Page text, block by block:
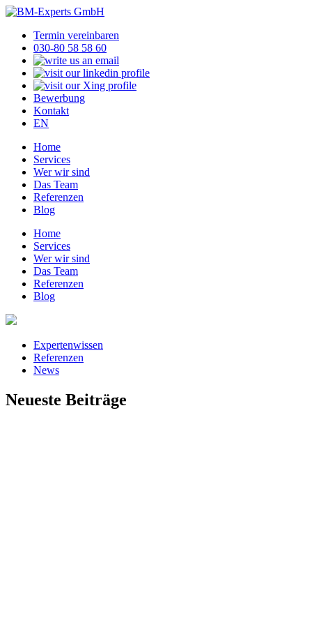
Termin vereinbaren
030-80 58 58 60
Bewerbung
Kontakt
EN
Home
Services
Wer wir sind
Das Team
Referenzen
Blog
Home
Services
Wer wir sind
Das Team
Referenzen
Blog
Expertenwissen
Referenzen
News
Neueste Beiträge